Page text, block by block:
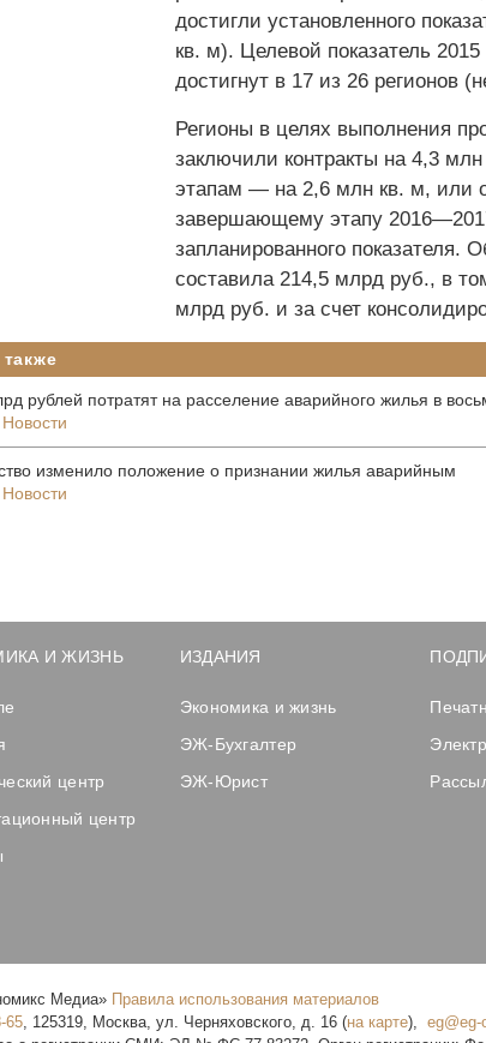
достигли установленного
кв. м). Целевой показатель
достигнут в 17 из 26 регионов
Регионы в целях выполнения
заключили контракты на 4,3
этапам — на 2,6 млн кв. м, или
завершающему этапу
запланированного показателя.
составила 214,5 млрд руб., в
млрд руб. и за счет
также
рублей потратят на расселение аварийного жилья в
Новости
изменило положение о признании жилья аварийным
Новости
И ЖИЗНЬ
центр
центр
ИЗДАНИЯ
Экономика и жизнь
ЭЖ-Бухгалтер
ЭЖ-Юрист
Медиа» Правила использования материалов
65, 125319, Москва, ул. Черняховского, д. 16 (на карте),